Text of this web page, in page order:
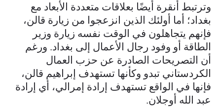
وترتبط أنقرة أيضًا بعلاقات متعددة الأبعاد مع
بغداد؛ أما أولئك الذين انزعجوا من زيارة قالن،
فإنهم يتجاهلون في الوقت نفسه زيارة وزير
الطاقة أو وفود رجال الأعمال إلى بغداد. ورغم
أن التصريحات الصادرة عن حزب العمال
الكردستاني تبدو وكأنها تستهدف إبراهيم قالن،
فإنها في الواقع تستهدف إرادة إمرالي، أي إرادة
عبد الله أوجلان.